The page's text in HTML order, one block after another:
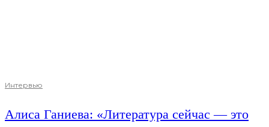
Интервью
Алиса Ганиева: «Литература сейчас — это